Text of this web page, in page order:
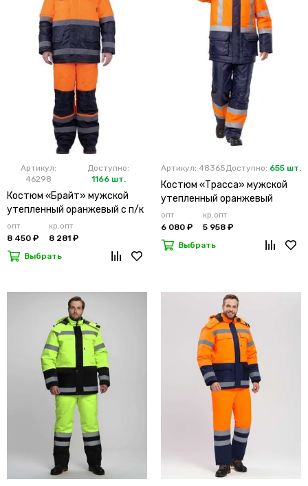
Артикул:
46298
Доступно:
1166 шт.
Костюм «Брайт» мужской
утепленный оранжевый с п/к
опт
8 450 ₽
кр.опт
8 281 ₽
Выбрать
Артикул: 48365Доступно: 655 шт.
Костюм «Трасса» мужской
утепленный оранжевый
опт
6 080 ₽
кр.опт
5 958 ₽
Выбрать